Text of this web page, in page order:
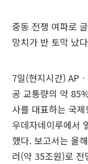
중동 전쟁 여파로
망치가 반 토막 났
7일(현지시간) AP
공 교통량의 약
사를 대표하는 국
우데자네이루에서
했다. 보고서는 올
러(약 35조원)로